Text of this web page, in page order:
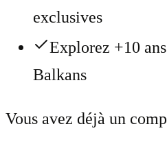
exclusives
Explorez +10
Balkans
Vous avez déjà un